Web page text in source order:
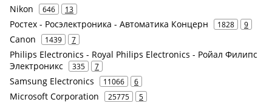
Nikon 646 13
Ростех - Росэлектроника - Автоматика Концерн 1828 9
Canon 1439 7
Philips Electronics - Royal Philips Electronics - Ройал Филипс
Электроникс
335 7
Samsung Electronics 11066 6
Microsoft Corporation 25775 5